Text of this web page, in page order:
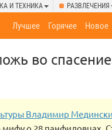
И ТЕХНИКА РАЗВЛЕЧЕНИЯ
Лучшее Горячее Новое
во
Владимир